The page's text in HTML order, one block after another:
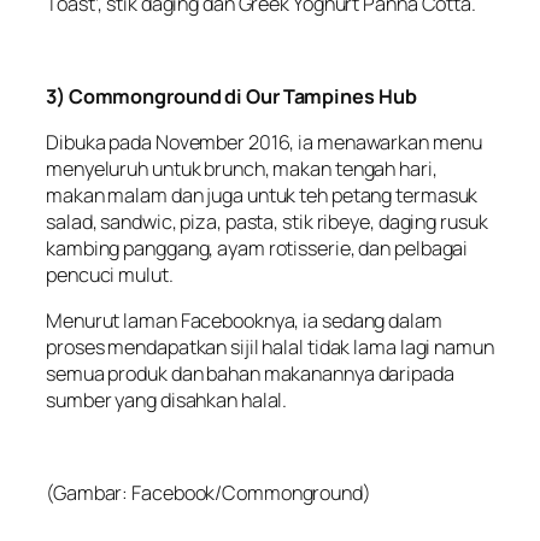
3) Commonground di Our Tampines Hub
Dibuka pada November 2016, ia menawarkan menu
menyeluruh untuk brunch, makan tengah hari,
makan malam dan juga untuk teh petang termasuk
salad, sandwic, piza, pasta, stik ribeye, daging rusuk
kambing panggang, ayam rotisserie, dan pelbagai
pencuci mulut.
Menurut laman Facebooknya, ia sedang dalam
proses mendapatkan sijil halal tidak lama lagi namun
semua produk dan bahan makanannya daripada
sumber yang disahkan halal.
(Gambar: Facebook/Commonground)